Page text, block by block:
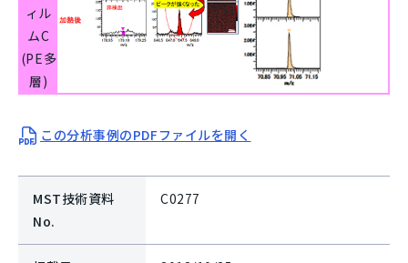
ィル
ムC
(PE多
層)
この分析事例のPDFファイルを開く
MST技術資料
No.
C0277